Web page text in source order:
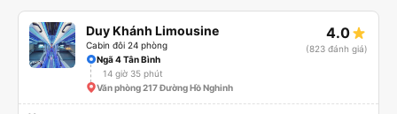
Duy Khánh Limousine
Cabin đôi 24 phòng
4.0
(823 đánh giá)
Ngã 4 Tân Bình
14 giờ 35 phút
Văn phòng 217 Đường Hồ Nghinh